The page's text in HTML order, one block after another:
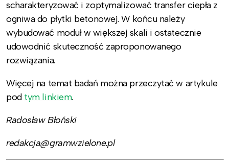
scharakteryzować i zoptymalizować transfer ciepła z
ogniwa do płytki betonowej. W końcu należy
wybudować moduł w większej skali i ostatecznie
udowodnić skuteczność zaproponowanego
rozwiązania.
Więcej na temat badań można przeczytać w artykule
pod tym linkiem.
Radosław Błoński
redakcja@gramwzielone.pl